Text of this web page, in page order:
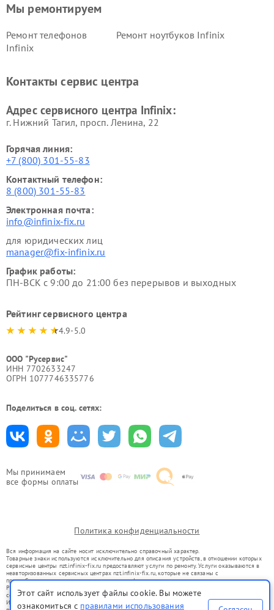
Мы принимаем
все формы оплаты
Мы ремонтируем
Ремонт телефонов
Infinix
Ремонт ноутбуков Infinix
Контакты сервис центра
Адрес сервисного центра Infinix:
г. Нижний Тагил, просп. Ленина, 22
Горячая линия:
+7 (800) 301-55-83
Контактный телефон:
8 (800) 301-55-83
Электронная почта:
info@infinix-fix.ru
для юридических лиц
manager@fix-infinix.ru
График работы:
ПН-ВСК с 9:00 до 21:00 без перерывов и выходных
Рейтинг сервисного центра
4.9-5.0
ООО "Русервис"
ИНН 7702633247
ОГРН 1077746335776
Поделиться в соц. сетях:
Политика конфиденциальности
Вся информация на сайте носит исключительно справочный характер.
Товарные знаки используются исключительно для описания устройств, в отношении которых
сервисные центры nzt.infinix-fix.ru предоставляют услуги по ремонту. Услуги оказываются в
неавторизованных сервисных центрах nzt.infinix-fix.ru, которые не связаны с
правообладателями товарных знаков или их официальными представителями.
Ремонт осуществляется для устройств, уже введенных в гражданский оборот в соответствии
со статьей 1487 ГК РФ.
Использование товарных знаков не преследует цели индивидуализации услуг или введения
Этот сайт использует файлы cookie. Вы можете
ознакомиться с правилами использования